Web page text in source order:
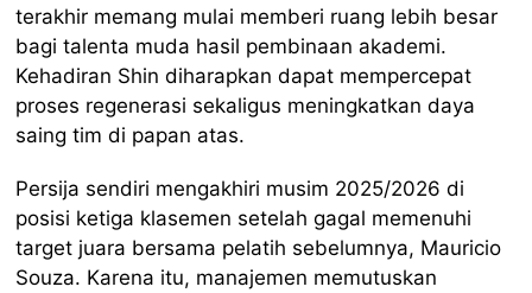
terakhir memang mulai memberi ruang lebih besar
bagi talenta muda hasil pembinaan akademi.
Kehadiran Shin diharapkan dapat mempercepat
proses regenerasi sekaligus meningkatkan daya
saing tim di papan atas.
Persija sendiri mengakhiri musim 2025/2026 di
posisi ketiga klasemen setelah gagal memenuhi
target juara bersama pelatih sebelumnya, Mauricio
Souza. Karena itu, manajemen memutuskan